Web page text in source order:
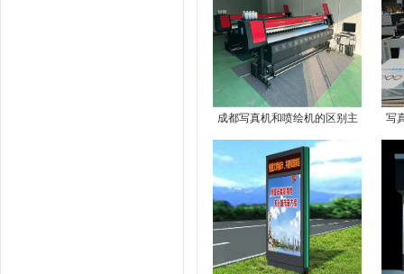
成都写真机和喷绘机的区别主
要体现在以下几个方面
写